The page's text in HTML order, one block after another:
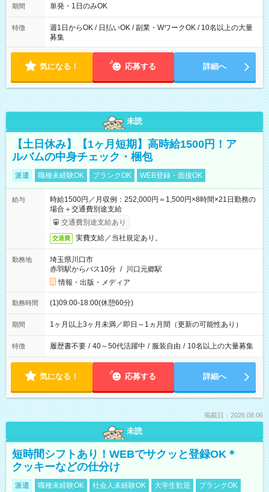
期間 単発・1日のみOK
特徴
週1日からOK / 日払いOK / 副業・WワークOK / 10名以上の大量
募集
気になる！ 応募する 詳細へ
未読
【土日休み】【1ヶ月短期】高時給1500円！ア
ルバムの中身チェック・梱包
派遣 職種未経験OK ブランクOK WEB登録・面接OK
給与
時給1500円／月収例：252,000円＝1,500円×8時間×21日勤務の
場合＋交通費別途支給
交通費別途支給あり
交通費 実費支給／当社規定あり。
勤務地
埼玉県川口市
赤羽駅からバス10分 / 川口元郷駅
情報・出版・メディア
勤務時間 (1)09:00-18:00(休憩60分)
期間 1ヶ月以上3ヶ月未満／即日～1ヵ月間（更新の可能性あり）
特徴 履歴書不要 / 40～50代活躍中 / 服装自由 / 10名以上の大量募集
気になる！ 応募する 詳細へ
掲載日：2026.08.06
未読
短時間シフトあり！WEBでサクッと登録OK＊
クッキーなどの仕分け
派遣 職種未経験OK 社会人未経験OK 大学生歓迎
ブランクOK